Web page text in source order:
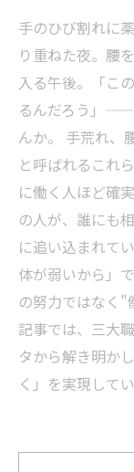
手のひび割れに
り重ねた夜。腰
入る午後。「こ
るんだろう」——
んか。 手荒れ、
と呼ばれるこれ
に働く人ほど確
の人が、誰にも
に追い込まれて
体が弱いから」
の努力ではなく"
記事では、三大
タから解き明か
く」を実現して